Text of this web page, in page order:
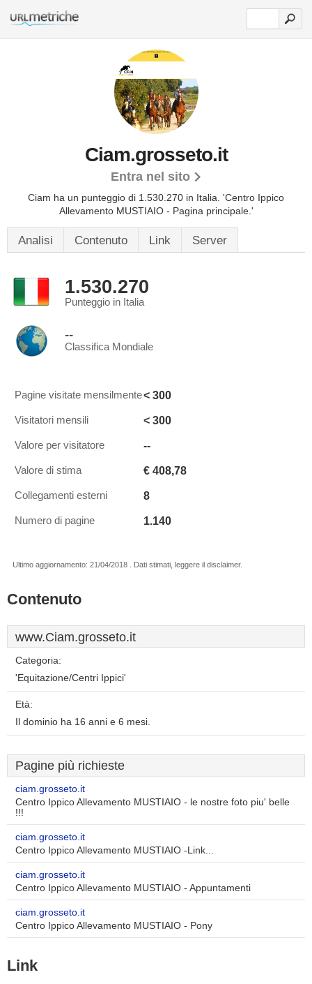
Ciam.grosseto.it
Entra nel sito
Ciam ha un punteggio di 1.530.270 in Italia. 'Centro Ippico
Allevamento MUSTIAIO - Pagina principale.'
Analisi Contenuto Link Server
1.530.270
Punteggio in Italia
--
Classifica Mondiale
Pagine visitate mensilmente< 300
Visitatori mensili < 300
Valore per visitatore --
Valore di stima € 408,78
Collegamenti esterni 8
Numero di pagine 1.140
Ultimo aggiornamento: 21/04/2018 . Dati stimati, leggere il disclaimer.
Contenuto
www.Ciam.grosseto.it
Categoria:
'Equitazione/Centri Ippici'
Età:
Il dominio ha 16 anni e 6 mesi.
Pagine più richieste
ciam.grosseto.it
Centro Ippico Allevamento MUSTIAIO - le nostre foto piu' belle
!!!
ciam.grosseto.it
Centro Ippico Allevamento MUSTIAIO -Link...
ciam.grosseto.it
Centro Ippico Allevamento MUSTIAIO - Appuntamenti
ciam.grosseto.it
Centro Ippico Allevamento MUSTIAIO - Pony
Link